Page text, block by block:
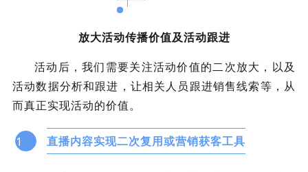
放大活动传播价值及活动跟进
活动后，我们需要关注活动价值的二次放大，以及
活动数据分析和跟进，让相关人员跟进销售线索等，从
而真正实现活动的价值。
1 直播内容实现二次复用或营销获客工具